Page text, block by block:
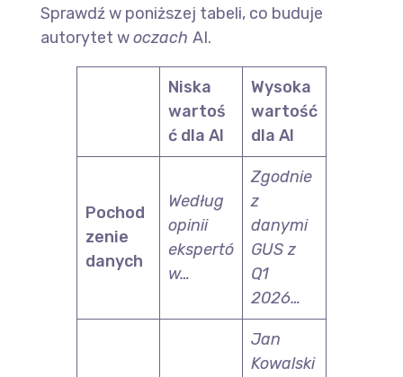
Sprawdź w poniższej tabeli, co buduje
autorytet woczach AI.
Niska
wartoś
ć dla AI
Wysoka
wartość
dla AI
Pochod
zenie
danych
Według
opinii
ekspertó
w…
Zgodnie
z
danymi
GUS z
Q1
2026…
Jan
Kowalski